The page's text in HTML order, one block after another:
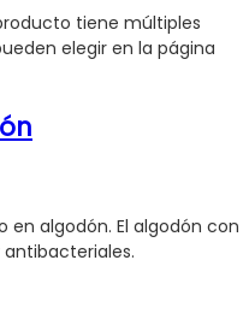
tiene múltiples
elegir en la página
en algodón. El algodón con